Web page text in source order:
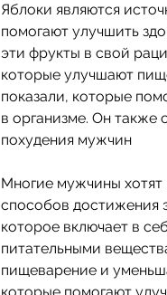
Яблоки являются
помогают улучшить
эти фрукты в свой
которые улучшают
показали, которые
в организме. Он также
похудения мужчин
Многие мужчины хотят
способов достижения
которое включает в
питательными
пищеварение и